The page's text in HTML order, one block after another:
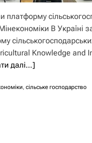
платформу
В Україні
Knowledge and
далі…]
, сільське господарство